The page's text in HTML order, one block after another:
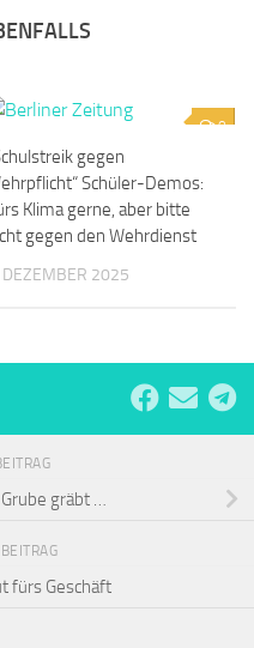
0
gegen
Schüler-Demos:
Klima gerne, aber bitte
gegen den Wehrdienst
DEZEMBER 2025
gräbt …
fürs Geschäft